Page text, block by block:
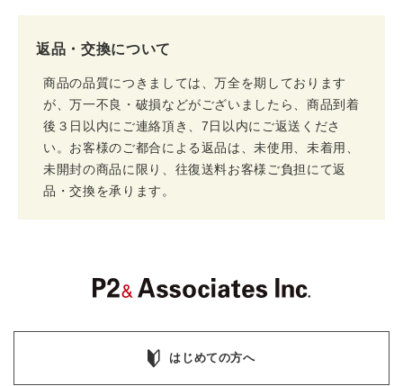
返品・交換について
商品の品質につきましては、万全を期しております
が、万一不良・破損などがございましたら、商品到着
後３日以内にご連絡頂き、7日以内にご返送くださ
い。お客様のご都合による返品は、未使用、未着用、
未開封の商品に限り、往復送料お客様ご負担にて返
品・交換を承ります。
はじめての方へ